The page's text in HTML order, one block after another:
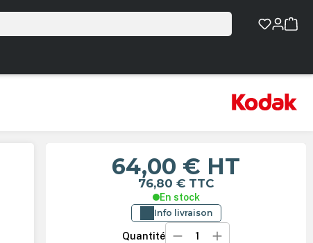
64,00 € HT
76,80 € TTC
En stock
Info livraison
Quantité